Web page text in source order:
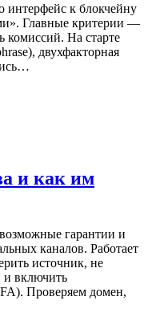
к блокчейну
Главные критерии —
комиссий. На старте
двухфакторная
и как им
гарантии и
каналов. Работает
источник, не
и включить
Проверяем домен,